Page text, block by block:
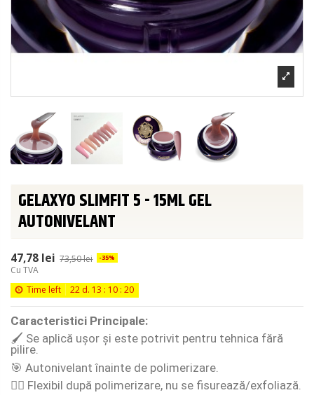
GELAXYO SLIMFIT 5 - 15ML GEL
AUTONIVELANT
47,78 lei 73,50 lei -35%
Cu TVA
Time left
22 d. 13 : 10 :20
Caracteristici Principale:
🖌️ Se aplică ușor și este potrivit pentru tehnica fără
pilire.
🎯 Autonivelant înainte de polimerizare.
🧘‍♀️ Flexibil după polimerizare, nu se fisurează/exfoliază.